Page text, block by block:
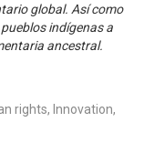
global. Así como
indígenas a
ancestral.
rights, Innovation,